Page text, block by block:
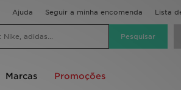
Ajuda Seguir a minha encomenda Lista
Marcas Promoções